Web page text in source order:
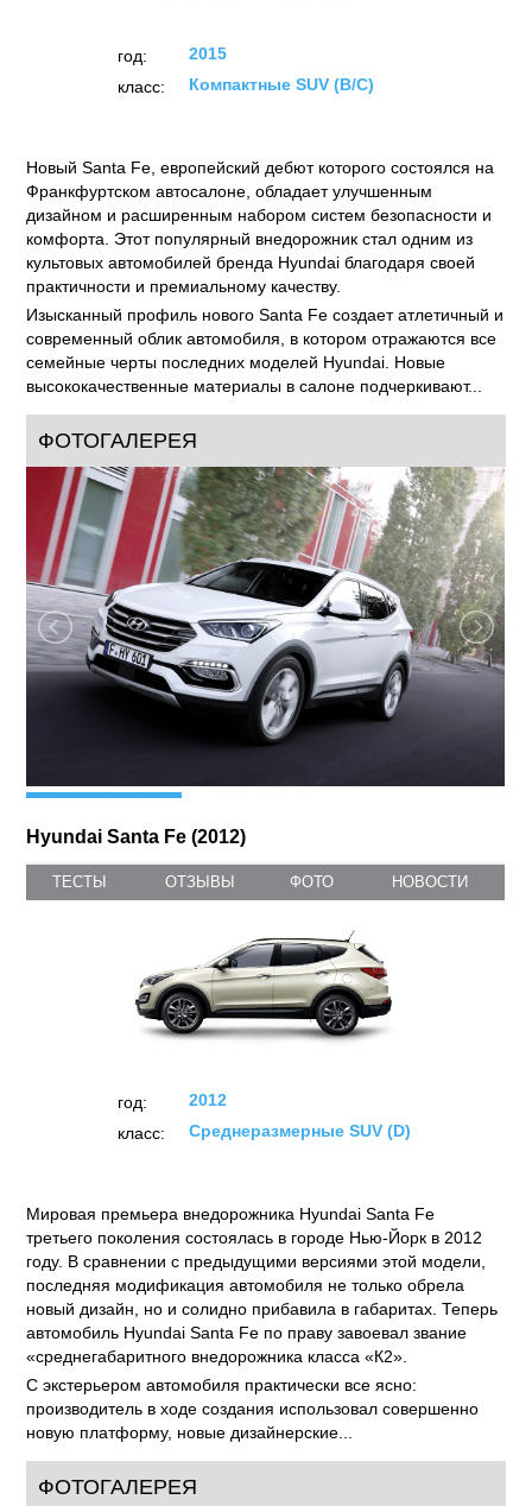
год:
2015
Компактные SUV (B/C)
Новый Santa Fe, европейский дебют которого состоялся на
Франкфуртском автосалоне, обладает улучшенным
комфорта. Этот популярный внедорожник стал одним из
культовых автомобилей бренда Hyundai благодаря своей
практичности и премиальному качеству.
Изысканный профиль нового Santa Fe создает атлетичный и
современный облик автомобиля, в котором отражаются все
семейные черты последних моделей Hyundai. Новые
высококачественные материалы в салоне подчеркивают...
ФОТОГАЛЕРЕЯ
Hyundai Santa Fe (2012)
год:
2012
класс:
Среднеразмерные SUV (D)